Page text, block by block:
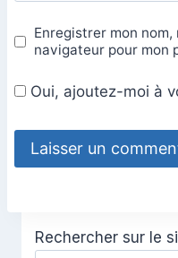
Enregistrer mon
navigateur pour mon
Oui, ajoutez-moi à
Rechercher sur le